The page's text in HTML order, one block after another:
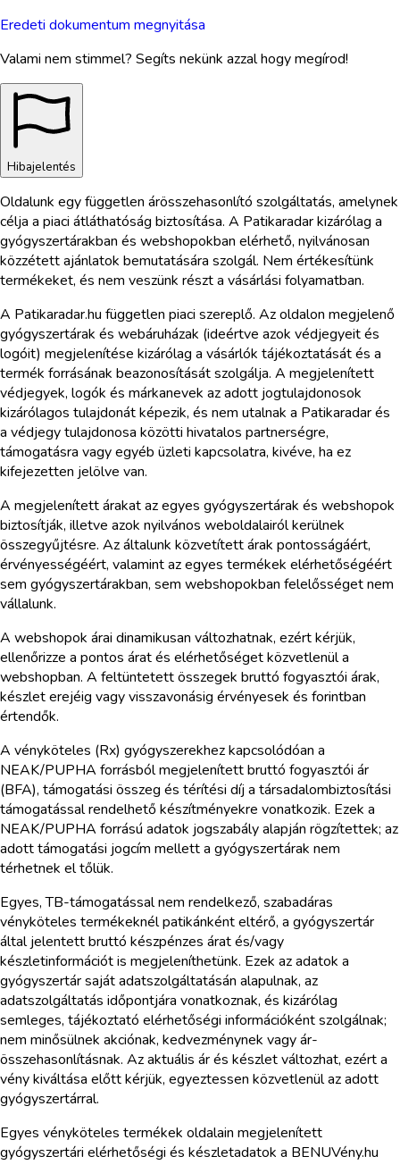
Eredeti dokumentum megnyitása
Valami nem stimmel? Segíts nekünk azzal hogy megírod!
Hibajelentés
Oldalunk egy független árösszehasonlító szolgáltatás, amelynek
célja a piaci átláthatóság biztosítása. A Patikaradar kizárólag a
gyógyszertárakban és webshopokban elérhető, nyilvánosan
közzétett ajánlatok bemutatására szolgál. Nem értékesítünk
termékeket, és nem veszünk részt a vásárlási folyamatban.
A Patikaradar.hu független piaci szereplő. Az oldalon megjelenő
gyógyszertárak és webáruházak (ideértve azok védjegyeit és
logóit) megjelenítése kizárólag a vásárlók tájékoztatását és a
termék forrásának beazonosítását szolgálja. A megjelenített
védjegyek, logók és márkanevek az adott jogtulajdonosok
kizárólagos tulajdonát képezik, és nem utalnak a Patikaradar és
a védjegy tulajdonosa közötti hivatalos partnerségre,
támogatásra vagy egyéb üzleti kapcsolatra, kivéve, ha ez
kifejezetten jelölve van.
A megjelenített árakat az egyes gyógyszertárak és webshopok
biztosítják, illetve azok nyilvános weboldalairól kerülnek
összegyűjtésre. Az általunk közvetített árak pontosságáért,
érvényességéért, valamint az egyes termékek elérhetőségéért
sem gyógyszertárakban, sem webshopokban felelősséget nem
vállalunk.
A webshopok árai dinamikusan változhatnak, ezért kérjük,
ellenőrizze a pontos árat és elérhetőséget közvetlenül a
webshopban. A feltüntetett összegek bruttó fogyasztói árak,
készlet erejéig vagy visszavonásig érvényesek és forintban
értendők.
A vényköteles (Rx) gyógyszerekhez kapcsolódóan a
NEAK/PUPHA forrásból megjelenített bruttó fogyasztói ár
(BFA), támogatási összeg és térítési díj a társadalombiztosítási
támogatással rendelhető készítményekre vonatkozik. Ezek a
NEAK/PUPHA forrású adatok jogszabály alapján rögzítettek; az
adott támogatási jogcím mellett a gyógyszertárak nem
térhetnek el tőlük.
Egyes, TB-támogatással nem rendelkező, szabadáras
vényköteles termékeknél patikánként eltérő, a gyógyszertár
által jelentett bruttó készpénzes árat és/vagy
készletinformációt is megjeleníthetünk. Ezek az adatok a
gyógyszertár saját adatszolgáltatásán alapulnak, az
adatszolgáltatás időpontjára vonatkoznak, és kizárólag
semleges, tájékoztató elérhetőségi információként szolgálnak;
nem minősülnek akciónak, kedvezménynek vagy ár-
összehasonlításnak. Az aktuális ár és készlet változhat, ezért a
vény kiváltása előtt kérjük, egyeztessen közvetlenül az adott
gyógyszertárral.
Egyes vényköteles termékek oldalain megjelenített
gyógyszertári elérhetőségi és készletadatok a BENUVény.hu